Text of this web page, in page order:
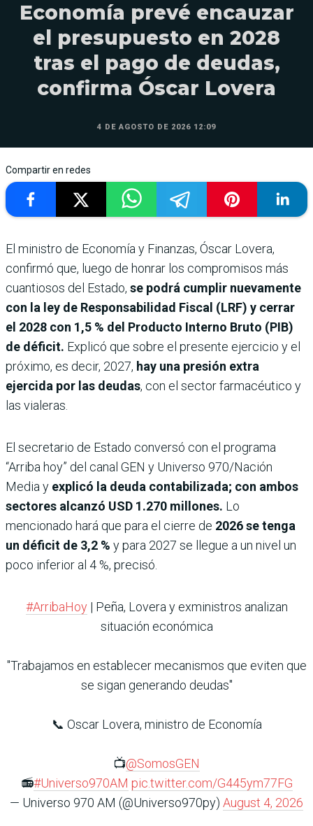
Economía prevé encauzar
el presupuesto en 2028
tras el pago de deudas,
confirma Óscar Lovera
4 DE AGOSTO DE 2026 12:09
Compartir en redes
El ministro de Economía y Finanzas, Óscar Lovera,
confirmó que, luego de honrar los compromisos más
cuantiosos del Estado, se podrá cumplir nuevamente
con la ley de Responsabilidad Fiscal (LRF) y cerrar
el 2028 con 1,5 % del Producto Interno Bruto (PIB)
de déficit. Explicó que sobre el presente ejercicio y el
próximo, es decir, 2027, hay una presión extra
ejercida por las deudas, con el sector farmacéutico y
las vialeras.
El secretario de Estado conversó con el programa
“Arriba hoy” del canal GEN y Universo 970/Nación
Media y explicó la deuda contabilizada; con ambos
sectores alcanzó USD 1.270 millones. Lo
mencionado hará que para el cierre de 2026 se tenga
un déficit de 3,2 % y para 2027 se llegue a un nivel un
poco inferior al 4 %, precisó.
#ArribaHoy| Peña, Lovera y exministros analizan
situación económica
"Trabajamos en establecer mecanismos que eviten que
se sigan generando deudas"
📞 Oscar Lovera, ministro de Economía
📺@SomosGEN
📻#Universo970AM pic.twitter.com/G445ym77FG
— Universo 970 AM (@Universo970py) August 4, 2026